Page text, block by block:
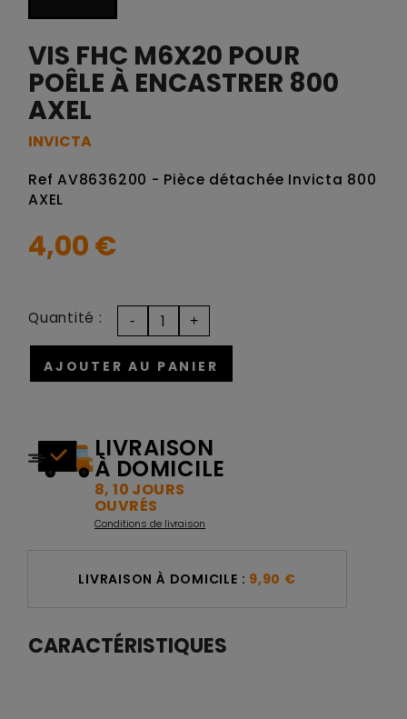
VIS FHC M6X20 POUR
POÊLE À ENCASTRER 800
AXEL
INVICTA
Ref AV8636200 - Pièce détachée Invicta 800
AXEL
4,00 €
AJOUTER AU PANIER
Quantité :
LIVRAISON
À DOMICILE
8, 10 JOURS
OUVRÉS
Conditions de livraison
LIVRAISON À DOMICILE : 9,90 €
CARACTÉRISTIQUES